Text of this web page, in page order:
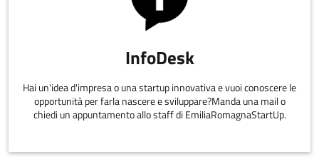
InfoDesk
Hai un'idea d'impresa o una startup innovativa e vuoi conoscere le
opportunità per farla nascere e sviluppare?Manda una mail o
chiedi un appuntamento allo staff di EmiliaRomagnaStartUp.